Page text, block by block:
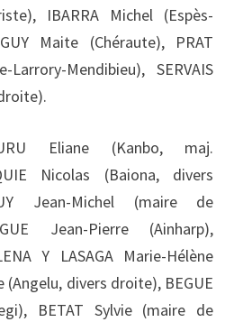
IBARRA Michel (Espès-
Maite (Chéraute), PRAT
Larrory-Mendibieu), SERVAIS
Eliane (Kanbo, maj.
Nicolas (Baiona, divers
Jean-Michel (maire de
Jean-Pierre (Ainharp),
Y LASAGA Marie-Hélène
(Angelu, divers droite), BEGUE
BETAT Sylvie (maire de